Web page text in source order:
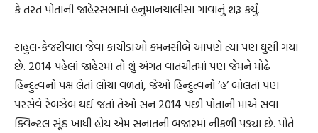
કે તરત પોતાની જાહેરસભામાં હનુમાનચાલીસા ગાવાનું શરૂ કર્યું.
રાહુલ-કેજરીવાલ જેવા કાચીંડાઓ કમનસીબે આપણે ત્યાં પણ ઘુસી ગયા
છે. 2014 પહેલાં જાહેરમાં તો શું અંગત વાતચીતમાં પણ જેમને મોઢે
હિન્દુત્વનો પક્ષ લેતાં લોચા વળતાં, જેઓ હિન્દુત્વનો ‘હ’ બોલતાં પણ
પરસેવે રેબઝેબ થઈ જતાં તેઓ સન 2014 પછી પોતાની માએ સવા
ક્વિન્ટલ સૂંઠ ખાધી હોય એમ સનાતની બજારમાં નીકળી પડ્યા છે. પોતે